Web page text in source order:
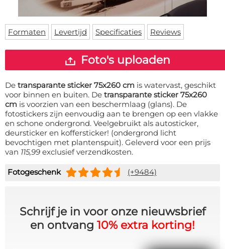
Vloermat
Skateboard deck
Levertijden
Inloggen
WhatsApp
Formaten Levertijd Specificaties Reviews
Foto's uploaden
De transparante sticker 75x260 cm is watervast, geschikt
voor binnen en buiten. De transparante sticker 75x260
cm is voorzien van een beschermlaag (glans). De
fotostickers zijn eenvoudig aan te brengen op een vlakke
en schone ondergrond. Veelgebruikt als autosticker,
deursticker en koffersticker! (ondergrond licht
bevochtigen met plantenspuit). Geleverd voor een prijs
van 115,99 exclusief verzendkosten.
Fotogeschenk (+9484)
Schrijf je in voor onze nieuwsbrief
en ontvang 10% extra korting!